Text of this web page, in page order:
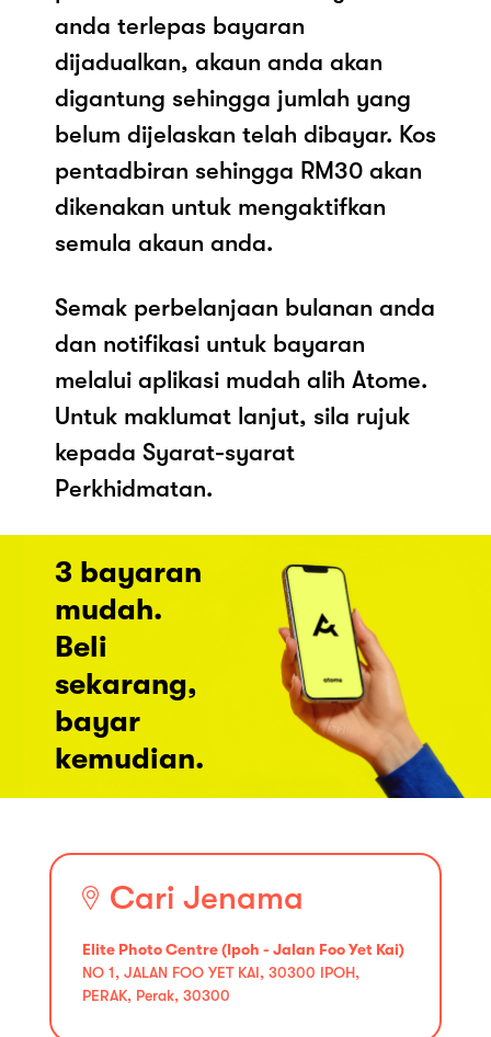
anda terlepas bayaran
dijadualkan, akaun anda akan
digantung sehingga jumlah yang
belum dijelaskan telah dibayar. Kos
pentadbiran sehingga RM30 akan
dikenakan untuk mengaktifkan
semula akaun anda.
Semak perbelanjaan bulanan anda
dan notifikasi untuk bayaran
melalui aplikasi mudah alih Atome.
Untuk maklumat lanjut, sila rujuk
kepada Syarat-syarat
Perkhidmatan.
3 bayaran
mudah.
Beli
sekarang,
bayar
kemudian.
Cari Jenama
Elite Photo Centre (Ipoh - Jalan Foo Yet Kai)
NO 1, JALAN FOO YET KAI, 30300 IPOH,
PERAK, Perak, 30300